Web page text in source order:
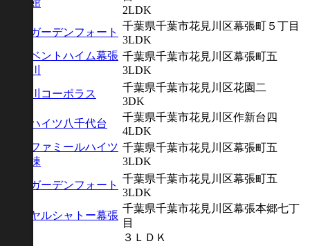
2LDK
幕張ガーデンフォート
千葉県千葉市花見川区幕張町５丁目
3LDK
アーベントハイム幕張 千葉県千葉市花見川区幕張町五
3LDK
検見川コーポラス
千葉県千葉市花見川区花園二
3DK
サンハイツ八千代台
千葉県千葉市花見川区作新台四
4LDK
幕張ファミールハイツ
４号棟
千葉県千葉市花見川区幕張町五
3LDK
幕張ガーデンフォート
千葉県千葉市花見川区幕張町五
3LDK
ロイヤルシャトー幕張
千葉県千葉市花見川区幕張本郷七丁
目
３ＬＤＫ